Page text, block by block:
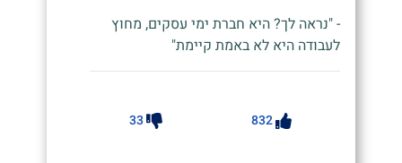
- "נראה לך? היא חברת ימי עסקים, מחוץ
לעבודה היא לא באמת קיימת"
832
33